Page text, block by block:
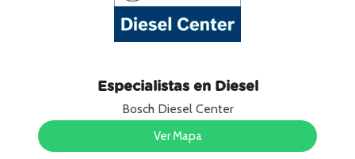
Especialistas en Diesel
Bosch Diesel Center
Ver Mapa